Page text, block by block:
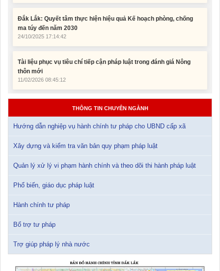
ma túy đến năm 2030
Tài liệu phục vụ tiêu chí tiếp cận pháp luật trong đánh giá Nông
thôn mới
Tài liệu Hội nghị công chức, viên chức và người lao động năm
2025
Tài liệu Hội nghị triển khai công tác tư pháp năm 2026
12/01/2026 14:30:21
pháp luật thuế thu nhập cá nhân
ma túy đến năm 2030
THÔNG TIN CHUYÊN NGÀNH
Hướng dẫn nghiệp vụ hành chính tư pháp cho UBND cấp xã
Xây dựng và kiểm tra văn bản quy phạm pháp luật
Quản lý xử lý vi phạm hành chính và theo dõi thi hành pháp luật
Phổ biến, giáo dục pháp luật
Hành chính tư pháp
Bổ trợ tư pháp
Trợ giúp pháp lý nhà nước